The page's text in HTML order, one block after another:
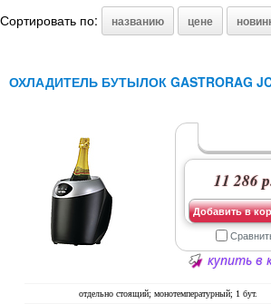
Сортировать по: названию цене
ОХЛАДИТЕЛЬ БУТЫЛОК GASTRORAG
отдельно стоящий; монотемпературный; 1 бут.
11 286
Добавить в
купить в